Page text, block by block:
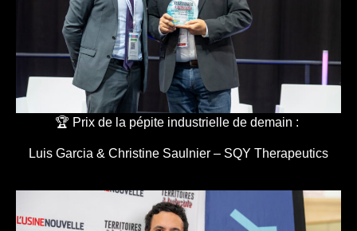
🏆 Prix de la pépite industrielle de demain :
Luis Garcia & Christine Saulnier – SQY Therapeutics